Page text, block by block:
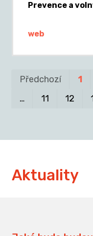
Prevence a
web
Předchozí 1
…
11 12
Aktuality